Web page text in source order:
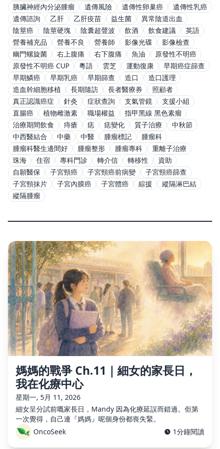
胰臟神經內分泌腫瘤
遺傳風險 遺傳性卵巢癌
遺傳性乳癌
遺傳諮詢
乙肝 乙肝疫苗 益生菌
異常陰道出血
陰莖癌
陰莖硬塊 陰囊超聲波 飲酒 飲食建議
英語
營養補充品
營養不良 營養師 影像光碟
影像檢查
幽門螺旋菌
右上腹痛 右下腹痛 魚油
原發性不明癌
原發性不明癌 CUP
粵語 雲芝 運動復康
早期癌症篩查
早期鱗癌
早期乳癌 早期篩查 造口
造口護理
造血幹細胞移植
長期隨訪 長者醫療券
照顧者
真正認識癌症
針灸 症狀查詢 支氣管鏡
支援小組
直腸癌
植物雌激素 職場權益
指甲黑線 黑色素瘤
治療期間飲食
痔瘡 痣 痣變化 質子治療
中秋節
中西醫結合
中藥 中醫 腫瘤標記
腫瘤科
腫瘤科醫生邊間好
腫瘤整形 腫瘤專科
重離子治療
珠海
住宿 專科門診 轉介信 轉移性
資助
自願醫保
子宮頸癌 子宮頸癌前病變
子宮頸癌篩查
子宮頸抹片
子宮內膜癌 子宮體癌 綜援
縱隔淋巴結
縱隔腫瘤
媽媽的戰爭 Ch.11｜細女的家長日，
我在化療中心
星期一, 5月 11, 2026
細女呈分試前嘅家長日，Mandy 因為化療延誤而錯過。佢第
一次覺得，自己連『媽媽』呢個身份都喪失緊。
OncoSeek
1分鐘閱讀